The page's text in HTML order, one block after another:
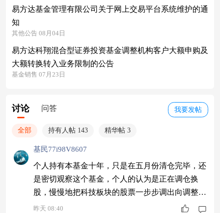
易方达基金管理有限公司关于网上交易平台系统维护的通
知
其他公告 08月04日
易方达科翔混合型证券投资基金调整机构客户大额申购及
大额转换转入业务限制的公告
基金销售 07月23日
我要发帖
讨论 问答
全部 持有人帖 143 精华帖 3
基民77i98V8607
个人持有本基金十年，只是在五月份清仓完毕，还
是密切观察这个基金，个人的认为是正在调仓换
股，慢慢地把科技板块的股票一步步调出向调整几
年的股票重新开始健仓，
昨天 08:40